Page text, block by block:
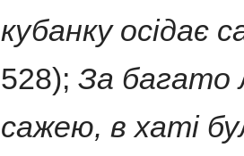
кубанку осідає
528); За багато
сажею, в хаті